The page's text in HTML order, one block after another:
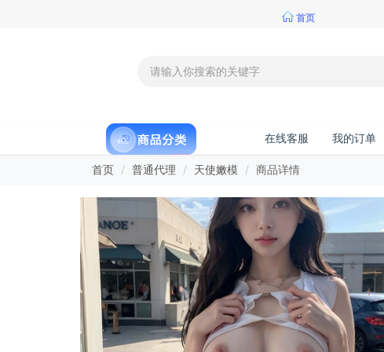
首页
在线客服 我的订单
首页 普通代理 天使嫩模 商品详情